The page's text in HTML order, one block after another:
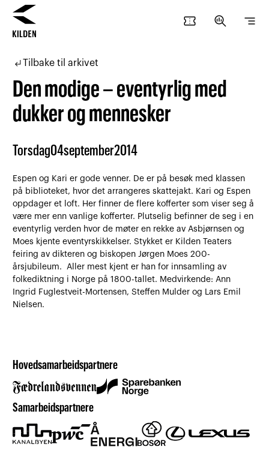
confirmation_number search_insights segment
subdirectory_arrow_leftTilbake til arkivet
Den modige – eventyrlig med
dukker og mennesker
Torsdag04september2014
Espen og Kari er gode venner. De er på besøk med klassen
på biblioteket, hvor det arrangeres skattejakt. Kari og Espen
oppdager et loft. Her finner de flere kofferter som viser seg å
være mer enn vanlige kofferter. Plutselig befinner de seg i en
eventyrlig verden hvor de møter en rekke av Asbjørnsen og
Moes kjente eventyrskikkelser. Stykket er Kilden Teaters
feiring av dikteren og biskopen Jørgen Moes 200-
årsjubileum. Aller mest kjent er han for innsamling av
folkediktning i Norge på 1800-tallet. Medvirkende: Ann
Ingrid Fuglestveit-Mortensen, Steffen Mulder og Lars Emil
Nielsen.
Hovedsamarbeidspartnere
Samarbeidspartnere